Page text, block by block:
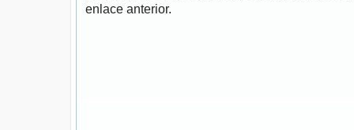
enlace anterior.